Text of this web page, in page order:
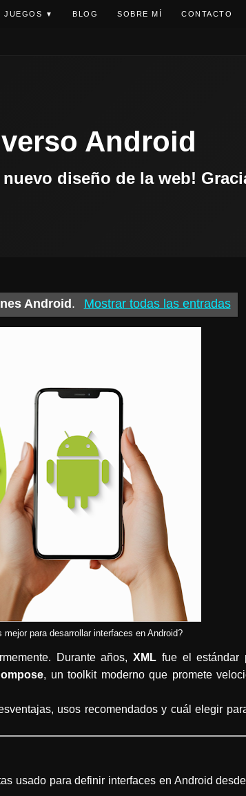
JUEGOS ▼ BLOG SOBRE MÍ CONTACTO
Android
diseño de la web!
Android . Mostrar todas las entradas
para desarrollar interfaces en Android?
Durante años,XML fue el estándar
, un toolkit moderno que promete
usos recomendados y cuál elegir
usado para definir interfaces en Android